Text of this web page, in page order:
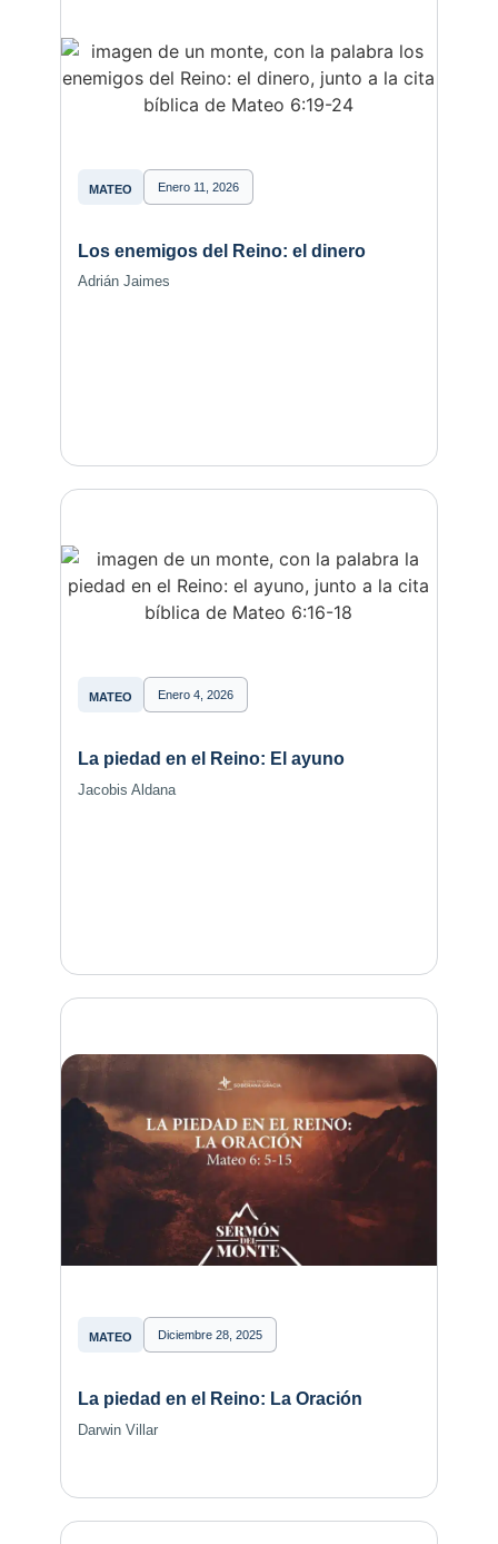
MATEO Enero 11, 2026
Los enemigos del Reino: el dinero
Adrián Jaimes
MATEO Enero 4, 2026
La piedad en el Reino: El ayuno
Jacobis Aldana
MATEO Diciembre 28, 2025
La piedad en el Reino: La Oración
Darwin Villar